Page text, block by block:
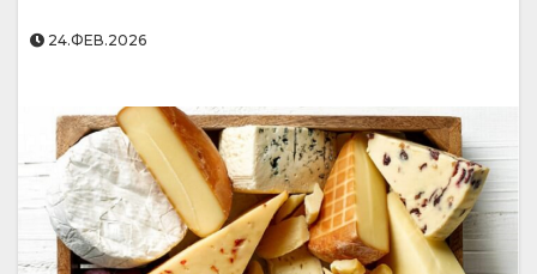
24.ФЕВ.2026